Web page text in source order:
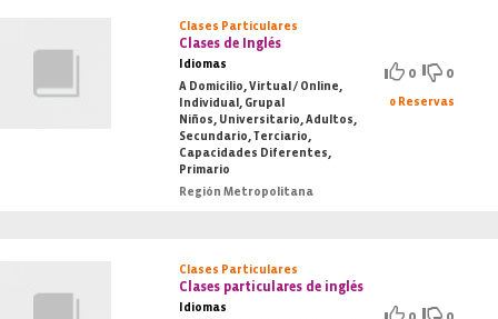
Clases Particulares
Clases de Inglés
Idiomas
A Domicilio, Virtual / Online,
Individual, Grupal
Niños, Universitario, Adultos,
Secundario, Terciario,
Capacidades Diferentes,
Primario
Región Metropolitana
0 0
0 Reservas
Clases Particulares
Clases particulares de inglés
Idiomas